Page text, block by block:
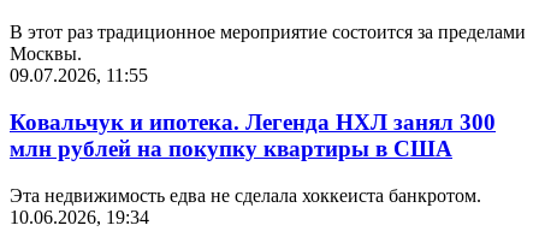
В этот раз традиционное мероприятие состоится за пределами
Москвы.
09.07.2026, 11:55
Ковальчук и ипотека. Легенда НХЛ занял 300
млн рублей на покупку квартиры в США
Эта недвижимость едва не сделала хоккеиста банкротом.
10.06.2026, 19:34